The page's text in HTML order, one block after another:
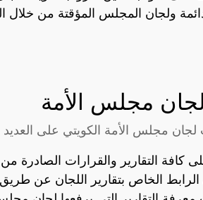
ولجان المجلس المؤقتة من
مجلس الأمة
مجلس الأمة الكويتي على العديد
كافة التقارير والقرارات الصادرة
الرابط الخاص بتقارير اللجان عن